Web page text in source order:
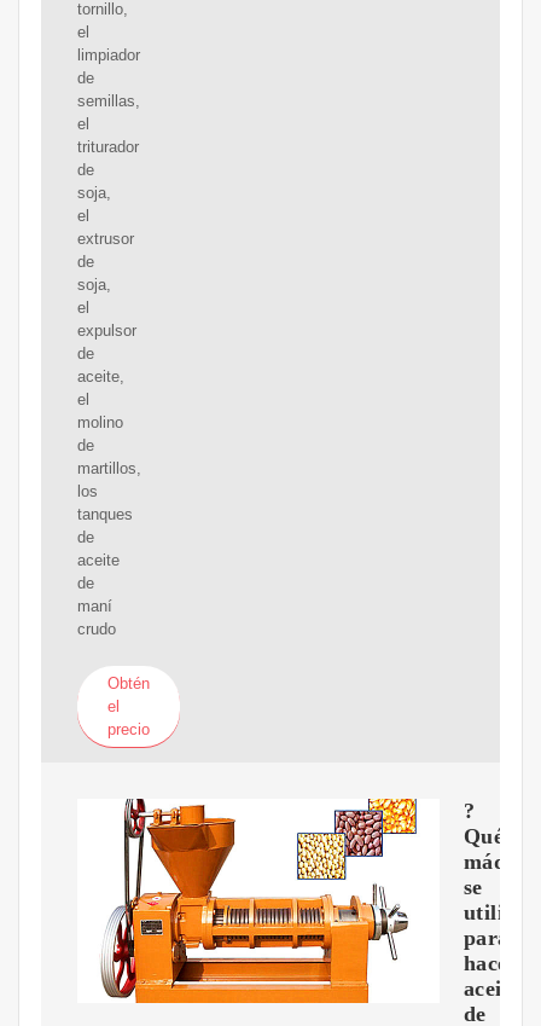
tornillo,
el
limpiador
de
semillas,
el
triturador
de
soja,
el
extrusor
de
soja,
el
expulsor
de
aceite,
el
molino
de
martillos,
los
tanques
de
aceite
de
maní
crudo
Obtén
el
precio
?
Qué
se
utiliza
para
hacer
aceite
de